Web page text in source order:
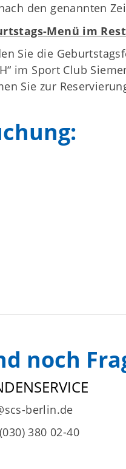
den genannten
Menü im
Sie die
im Sport Club
Sie zur
noch
berlin.de
380 02-40